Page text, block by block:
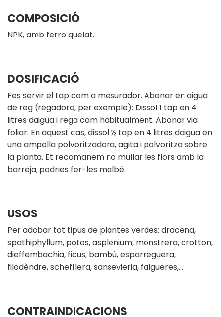
COMPOSICIÓ
NPK, amb ferro quelat.
DOSIFICACIÓ
Fes servir el tap com a mesurador. Abonar en aigua
de reg (regadora, per exemple): Dissol 1 tap en 4
litres daigua i rega com habitualment. Abonar via
foliar: En aquest cas, dissol ½ tap en 4 litres daigua en
una ampolla polvoritzadora, agita i polvoritza sobre
la planta. Et recomanem no mullar les flors amb la
barreja, podries fer-les malbé.
USOS
Per adobar tot tipus de plantes verdes: dracena,
spathiphyllum, potos, asplenium, monstrera, crotton,
dieffembachia, ficus, bambú, esparreguera,
filodèndre, schefflera, sansevieria, falgueres,…
CONTRAINDICACIONS